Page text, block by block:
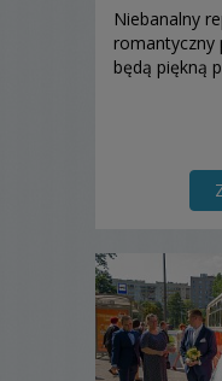
Niebanalny
romantyczny
będą piękną